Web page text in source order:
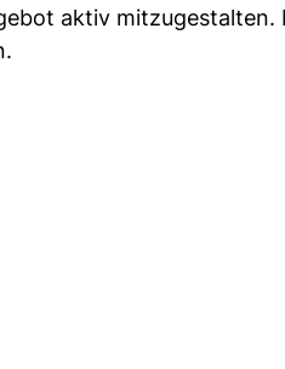
aktiv mitzugestalten.